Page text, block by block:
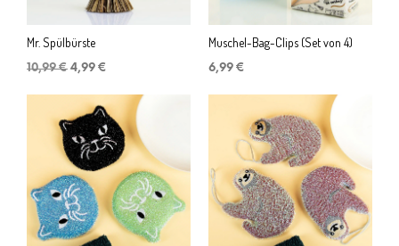
Mr. Spülbürste
10,99€ Ursprünglicher
war:
10,99 €
4,99 €
ist:
4,99 €.
Muschel-Bag-Clips (Set von 4)
6,99 €